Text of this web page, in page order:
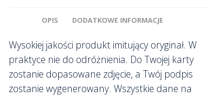
OPIS DODATKOWE INFORMACJE
Wysokiej jakości produkt imitujący oryginał. W
praktyce nie do odróżnienia. Do Twojej karty
zostanie dopasowane zdjęcie, a Twój podpis
zostanie wygenerowany. Wszystkie dane na